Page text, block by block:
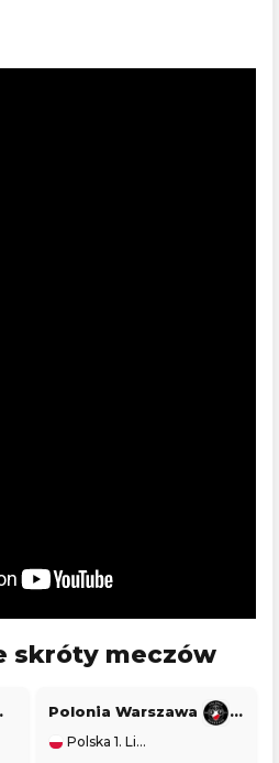
skróty meczów
Stal Stalowa Wola
Polonia Warszawa 1 - 0
Polska 1. Liga